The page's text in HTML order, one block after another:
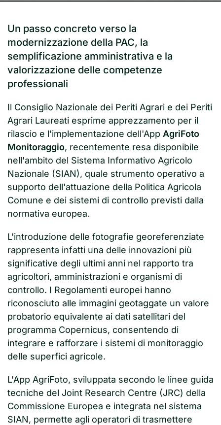
Un passo concreto verso la
modernizzazione della PAC, la
semplificazione amministrativa e la
valorizzazione delle competenze
professionali
Il Consiglio Nazionale dei Periti Agrari e dei Periti
Agrari Laureati esprime apprezzamento per il
rilascio e l'implementazione dell'App AgriFoto
Monitoraggio, recentemente resa disponibile
nell'ambito del Sistema Informativo Agricolo
Nazionale (SIAN), quale strumento operativo a
supporto dell'attuazione della Politica Agricola
Comune e dei sistemi di controllo previsti dalla
normativa europea.
L'introduzione delle fotografie georeferenziate
rappresenta infatti una delle innovazioni più
significative degli ultimi anni nel rapporto tra
agricoltori, amministrazioni e organismi di
controllo. I Regolamenti europei hanno
riconosciuto alle immagini geotaggate un valore
probatorio equivalente ai dati satellitari del
programma Copernicus, consentendo di
integrare e rafforzare i sistemi di monitoraggio
delle superfici agricole.
L'App AgriFoto, sviluppata secondo le linee guida
tecniche del Joint Research Centre (JRC) della
Commissione Europea e integrata nel sistema
SIAN, permette agli operatori di trasmettere